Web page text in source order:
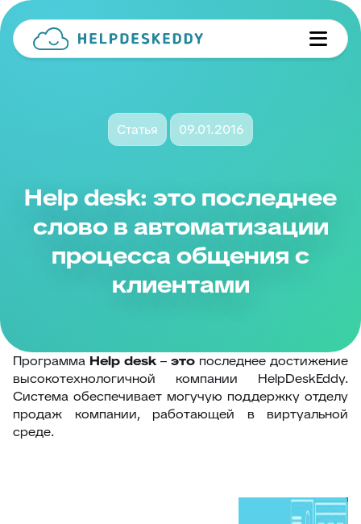
Статья 09.01.2016
Help desk: это последнее
слово в автоматизации
процесса общения с
клиентами
Программа Help desk – это последнее достижение
высокотехнологичной компании HelpDeskEddy.
Система обеспечивает могучую поддержку отделу
продаж компании, работающей в виртуальной
среде.